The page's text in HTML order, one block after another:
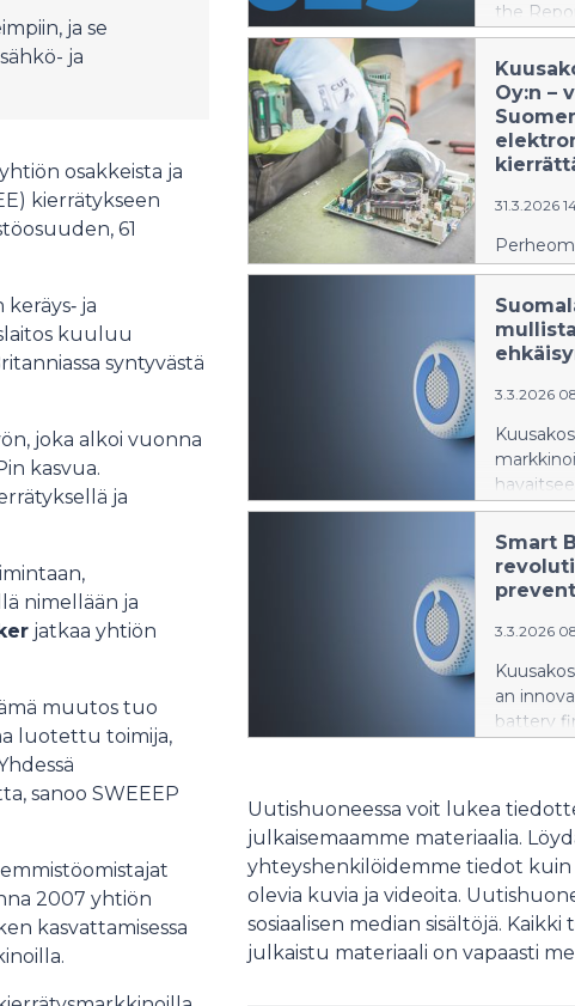
ja se
ja
osakkeista ja
kierrätykseen
61
ja
kuuluu
syntyvästä
joka alkoi vuonna
kasvua.
ja
nimellään ja
jatkaa yhtiön
muutos tuo
luotettu toimija,
sanoo SWEEEP
2007 yhtiön
kasvattamisessa
the
and the
the
thematic
Oy:n –
31.3.2026
3.3.2026
tuntia
Smart
3.3.2026
an
battery
Uutishuoneessa voit lukea
julkaisemaamme materiaalia.
yhteyshenkilöidemme tiedot kuin
olevia kuvia ja videoita.
sosiaalisen median sisältöjä.
julkaistu materiaali on vapaasti